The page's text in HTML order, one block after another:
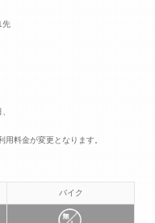
先
料金が変更となります。
バイク